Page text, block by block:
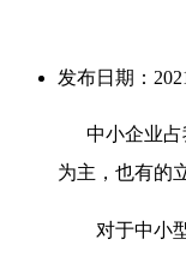
发布日期：
中小企业占
为主，也有的
对于中小型